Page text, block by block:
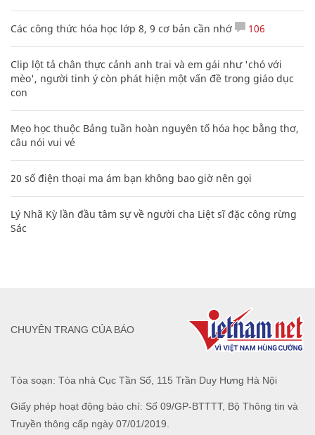
Các công thức hóa học lớp 8, 9 cơ bản cần nhớ 106
Clip lột tả chân thực cảnh anh trai và em gái như 'chó với
mèo', người tinh ý còn phát hiện một vấn đề trong giáo dục
con
Mẹo học thuộc Bảng tuần hoàn nguyên tố hóa học bằng thơ,
câu nói vui vẻ
20 số điện thoại ma ám bạn không bao giờ nên gọi
Lý Nhã Kỳ lần đầu tâm sự về người cha Liệt sĩ đặc công rừng
Sác
Tòa soạn: Tòa nhà Cục Tần Số, 115 Trần Duy Hưng Hà Nội
Giấy phép hoạt động báo chí: Số 09/GP-BTTTT, Bộ Thông tin và
Truyền thông cấp ngày 07/01/2019.
CHUYÊN TRANG CỦA BÁO